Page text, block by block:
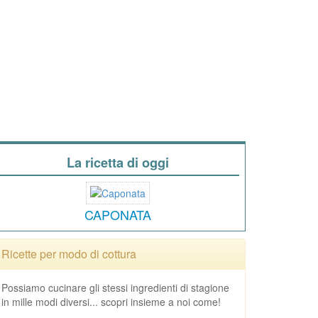
La ricetta di oggi
CAPONATA
Ricette per modo di cottura
Possiamo cucinare gli stessi ingredienti di stagione
in mille modi diversi... scopri insieme a noi come!